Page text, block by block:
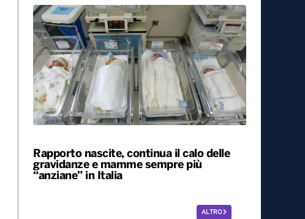
Rapporto nascite, continua il calo delle
gravidanze e mamme sempre più
“anziane” in Italia
ALTRO